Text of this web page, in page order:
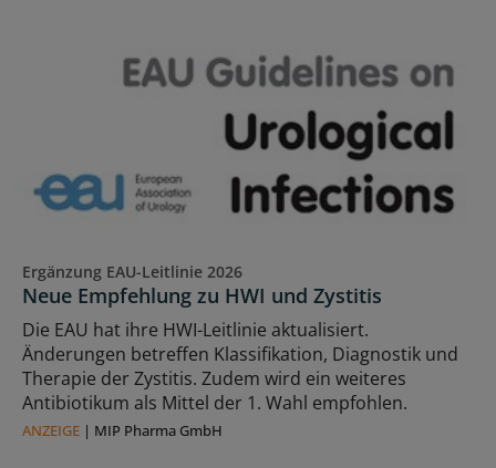
Ergänzung EAU-Leitlinie 2026
Neue Empfehlung zu HWI und Zystitis
Die EAU hat ihre HWI-Leitlinie aktualisiert.
Änderungen betreffen Klassifikation, Diagnostik und
Therapie der Zystitis. Zudem wird ein weiteres
Antibiotikum als Mittel der 1. Wahl empfohlen.
ANZEIGE | MIP Pharma GmbH